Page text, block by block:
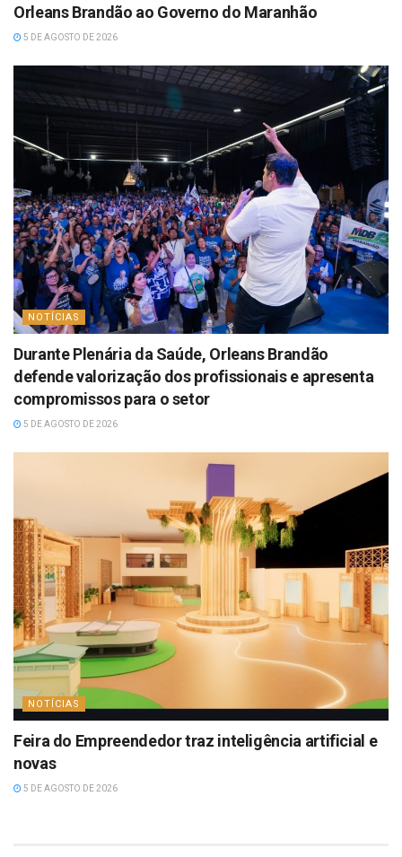
Orleans Brandão ao Governo do Maranhão
5 DE AGOSTO DE 2026
NOTÍCIAS
Durante Plenária da Saúde, Orleans Brandão
defende valorização dos profissionais e apresenta
compromissos para o setor
5 DE AGOSTO DE 2026
NOTÍCIAS
Feira do Empreendedor traz inteligência artificial e
novas
5 DE AGOSTO DE 2026